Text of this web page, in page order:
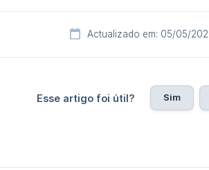
Actualizado em: 05/05/
Esse artigo foi útil? Sim